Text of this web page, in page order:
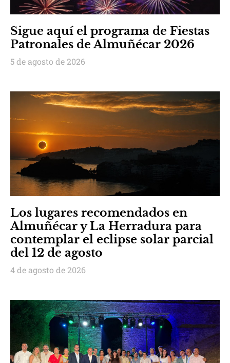
Sigue aquí el programa de Fiestas
Patronales de Almuñécar 2026
5 de agosto de 2026
Los lugares recomendados en
Almuñécar y La Herradura para
contemplar el eclipse solar parcial
del 12 de agosto
4 de agosto de 2026